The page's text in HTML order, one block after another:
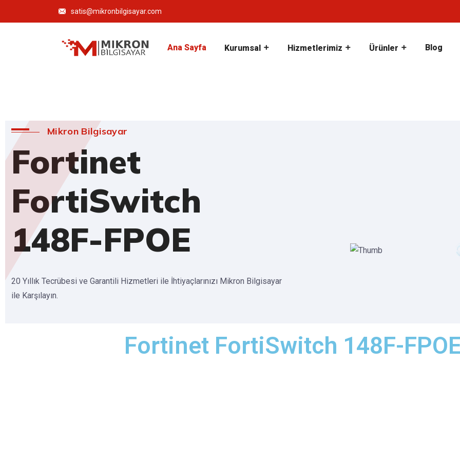
satis@mikronbilgisayar.com
Ana Sayfa Kurumsal Hizmetlerimiz Ürünler Blog
Mikron Bilgisayar
Fortinet
FortiSwitch
148F-FPOE
20 Yıllık Tecrübesi ve Garantili Hizmetleri ile İhtiyaçlarınızı Mikron Bilgisayar
ile Karşılayın.
Fortinet FortiSwitch 148F-